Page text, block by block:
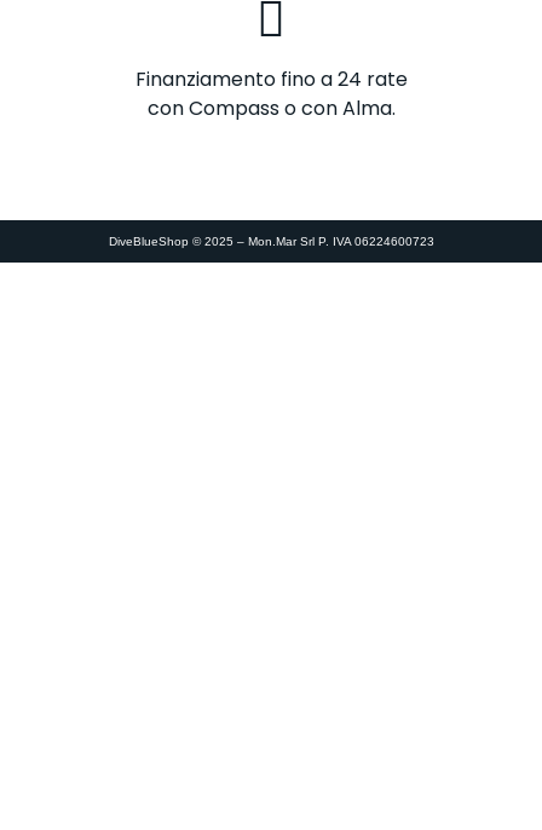
Finanziamento fino a 24 rate
con Compass o con Alma.
DiveBlueShop © 2025 – Mon.Mar Srl P. IVA 06224600723